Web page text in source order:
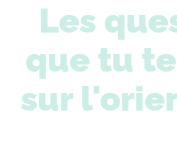
Les
que tu
sur